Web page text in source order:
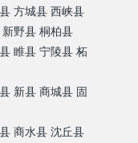
方城县 西峡县
野县 桐柏县
睢县 宁陵县 柘
新县 商城县 固
商水县 沈丘县